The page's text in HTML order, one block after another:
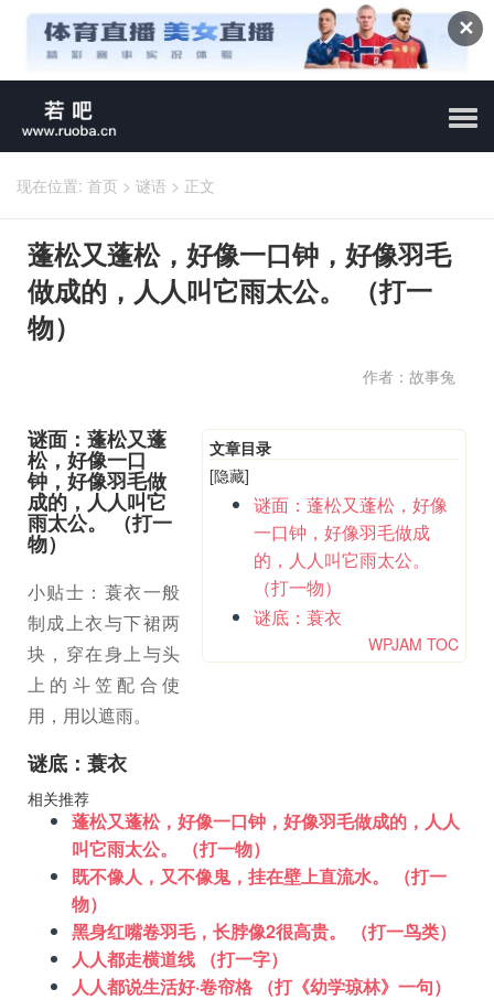
✕
现在位置: 首页 > 谜语 > 正文
蓬松又蓬松，好像一口钟，好像羽毛
做成的，人人叫它雨太公。 （打一
物）
作者：故事兔
文章目录
[隐藏]
谜面：蓬松又蓬松，好像
一口钟，好像羽毛做成
的，人人叫它雨太公。
（打一物）
谜底：蓑衣
WPJAM TOC
谜面：蓬松又蓬
松，好像一口
钟，好像羽毛做
成的，人人叫它
雨太公。 （打一
物）
小贴士：蓑衣一般
制成上衣与下裙两
块，穿在身上与头
上的斗笠配合使
用，用以遮雨。
谜底：蓑衣
相关推荐
蓬松又蓬松，好像一口钟，好像羽毛做成的，人人
叫它雨太公。 （打一物）
既不像人，又不像鬼，挂在壁上直流水。 （打一
物）
黑身红嘴卷羽毛，长脖像2很高贵。 （打一鸟类）
人人都走横道线 （打一字）
人人都说生活好·卷帘格 （打《幼学琼林》一句）